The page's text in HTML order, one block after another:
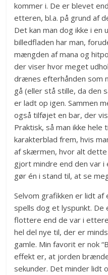
kommer i. De er blevet
etteren, bl.a. på grund af
Det kan man dog ikke i en
billedfladen har man,
mængden af mana og
der viser hvor meget
drænes efterhånden som
gå (eller stå stille, da den
er ladt op igen. Sammen
også tilføjet en bar, der
Praktisk, så man ikke hele
karakterblad frem, hvis
af skærmen, hvor alt
gjort mindre end den var
gør én i stand til, at se
Selvom grafikken er lidt
spells dog et lyspunkt.
flottere end de var i
hel del nye til, der er
gamle. Min favorit er nok
effekt er, at jorden
sekunder. Det minder lidt